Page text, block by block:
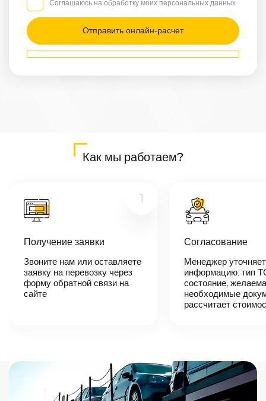
Грузовой
Другое
Седан
/
Маршрут
Казань —
В течении 10
логист
вами,
согласует
детали
автоперевозки,
назовет
Соглашаюсь на обработку моих персональных данных
Как мы работаем?
1
Получение заявки
Звоните нам или оставляете
заявку на перевозку через
форму обратной связи на
сайте
Согласование
Менеджер уточняет
информацию: тип
состояние,
необходимые
рассчитает